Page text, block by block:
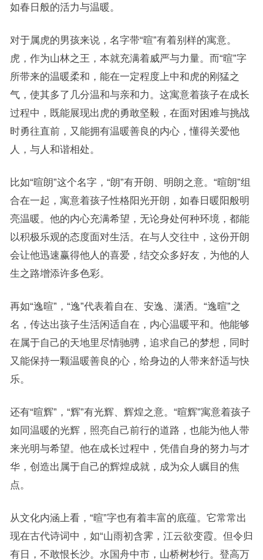
如春日般的活力与温暖。
对于属虎的男孩来说，名字带“暄”有着别样的寓意。
虎，作为山林之王，本就充满着威严与力量。而“暄”字
所带来的温暖柔和，能在一定程度上中和虎的刚猛之
气，使其多了几分温和与亲和力。这寓意着孩子在成长
过程中，既能展现出虎的勇敢坚毅，在面对困难与挑战
时勇往直前，又能拥有温暖善良的内心，懂得关爱他
人，与人和谐相处。
比如“暄朗”这个名字，“朗”有开朗、明朗之意。“暄朗”组
合在一起，寓意着孩子性格阳光开朗，如春日暖阳般明
亮温暖。他的内心充满希望，无论身处何种环境，都能
以积极乐观的态度面对生活。在与人交往中，这份开朗
会让他迅速赢得他人的喜爱，结交众多好友，为他的人
生之路增添许多色彩。
再如“逸暄”，“逸”代表着自在、安逸、潇洒。“逸暄”之
名，传达出孩子生活闲适自在，内心温暖平和。他能够
在属于自己的天地里尽情驰骋，追求自己的梦想，同时
又能保持一颗温暖善良的心，给身边的人带来舒适与快
乐。
还有“暄辉”，“辉”有光辉、辉煌之意。“暄辉”寓意着孩子
如同温暖的光辉，照亮自己前行的道路，也能为他人带
来光明与希望。他在成长过程中，凭借自身的努力与才
华，创造出属于自己的辉煌成就，成为众人瞩目的焦
点。
从文化内涵上看，“暄”字也有着丰富的底蕴。它常常出
现在古代诗词中，如“山雨初含霁，江云欲变霞。但令归
有日，不敢恨长沙。水国舟中市，山桥树杪行。登高万